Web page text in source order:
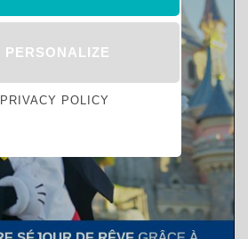
PERSONALIZE
PRIVACY POLICY